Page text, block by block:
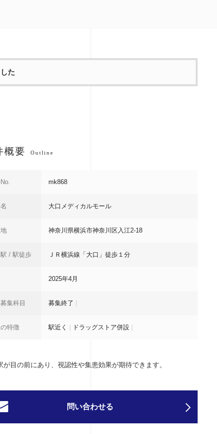
た
概要 Outline
mk868
大口メディカルモール
神奈川県横浜市神奈川区入江2-18
/ 駅徒歩 ＪＲ横浜線「大口」徒歩１分
2025年4月
集科目 募集終了
特徴 駅近く ドラッグストア併設
が目の前にあり、視認性や集患効果が期待できます。
問い合わせる